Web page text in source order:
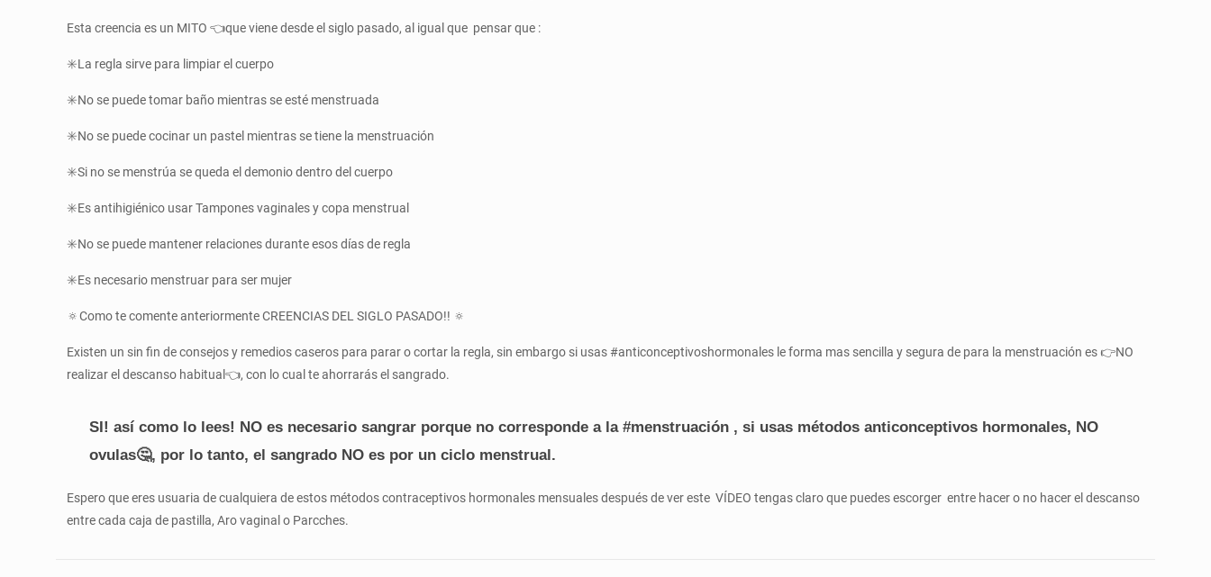
Esta creencia es un MITO 👈que viene desde el siglo pasado, al igual que pensar que :
✳️La regla sirve para limpiar el cuerpo
✳️No se puede tomar baño mientras se esté menstruada
✳️No se puede cocinar un pastel mientras se tiene la menstruación
✳️Si no se menstrúa se queda el demonio dentro del cuerpo
✳️Es antihigiénico usar Tampones vaginales y copa menstrual
✳️No se puede mantener relaciones durante esos días de regla
✳️Es necesario menstruar para ser mujer
🔅Como te comente anteriormente CREENCIAS DEL SIGLO PASADO!! 🔅
Existen un sin fin de consejos y remedios caseros para parar o cortar la regla, sin embargo si usas #anticonceptivoshormonales le forma mas sencilla y segura de para la menstruación es 👉NO
realizar el descanso habitual👈, con lo cual te ahorrarás el sangrado.
SI! así como lo lees! NO es necesario sangrar porque no corresponde a la #menstruación , si usas métodos anticonceptivos hormonales, NO
ovulas🤔, por lo tanto, el sangrado NO es por un ciclo menstrual.
Espero que eres usuaria de cualquiera de estos métodos contraceptivos hormonales mensuales después de ver este VÍDEO tengas claro que puedes escorger entre hacer o no hacer el descanso
entre cada caja de pastilla, Aro vaginal o Parcches.